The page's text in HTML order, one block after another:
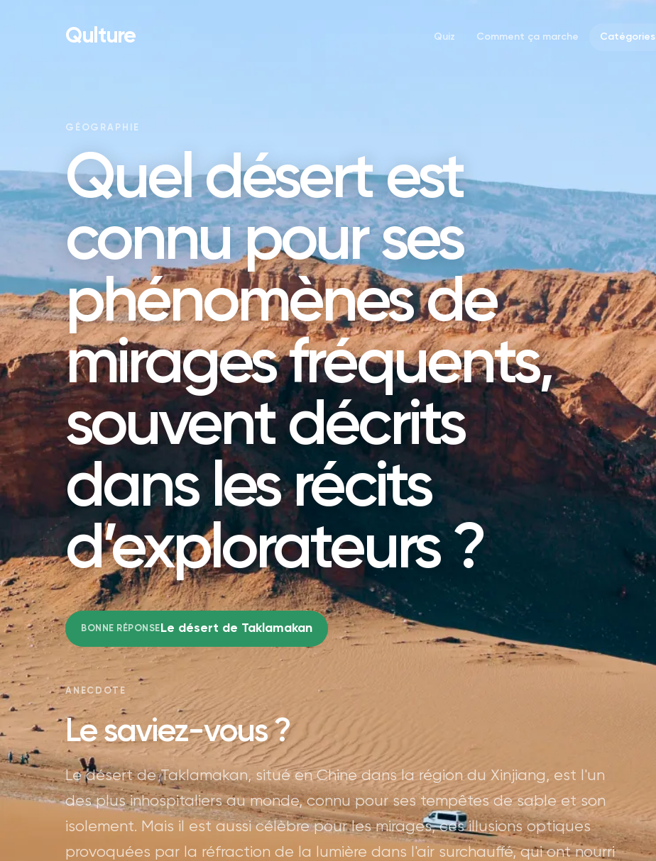
Qulture Quiz Comment ça marche Catégories
GÉOGRAPHIE
Quel désert est
connu pour ses
phénomènes de
mirages fréquents,
souvent décrits
dans les récits
d’explorateurs ?
BONNE RÉPONSE Le désert de Taklamakan
ANECDOTE
Le saviez-vous ?
Le désert de Taklamakan, situé en Chine dans la région du Xinjiang, est l'un
des plus inhospitaliers au monde, connu pour ses tempêtes de sable et son
isolement. Mais il est aussi célèbre pour les mirages, ces illusions optiques
provoquées par la réfraction de la lumière dans l'air surchauffé, qui ont nourri